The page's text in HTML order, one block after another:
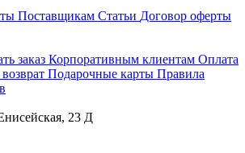
Поставщикам Статьи Договор оферты
заказ Корпоративным клиентам Оплата
Подарочные карты Правила
23 Д